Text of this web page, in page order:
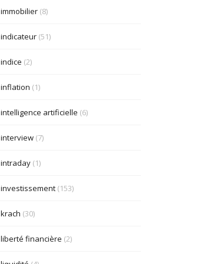
immobilier(8)
indicateur(51)
indice (2)
inflation (1)
intelligence artificielle (6)
interview(7)
intraday(1)
investissement(153)
krach (30)
liberté financière (2)